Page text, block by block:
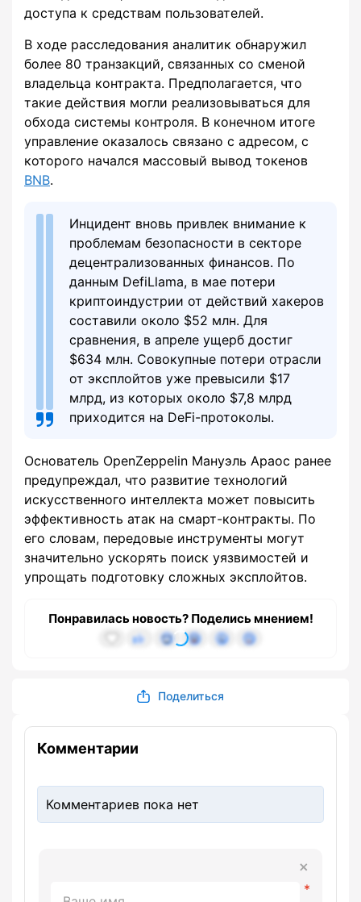
доступа к средствам пользователей.
В ходе расследования аналитик обнаружил
более 80 транзакций, связанных со сменой
владельца контракта. Предполагается, что
такие действия могли реализовываться для
обхода системы контроля. В конечном итоге
управление оказалось связано с адресом, с
которого начался массовый вывод токенов
BNB.
Инцидент вновь привлек внимание к
проблемам безопасности в секторе
децентрализованных финансов. По
данным DefiLlama, в мае потери
криптоиндустрии от действий хакеров
составили около $52 млн. Для
сравнения, в апреле ущерб достиг
$634 млн. Совокупные потери отрасли
от эксплойтов уже превысили $17
млрд, из которых около $7,8 млрд
приходится на DeFi-протоколы.
Основатель OpenZeppelin Мануэль Араос ранее
предупреждал, что развитие технологий
искусственного интеллекта может повысить
эффективность атак на смарт-контракты. По
его словам, передовые инструменты могут
значительно ускорять поиск уязвимостей и
упрощать подготовку сложных эксплойтов.
Понравилась новость? Поделись мнением!
Поделиться
Комментарии
Комментариев пока нет